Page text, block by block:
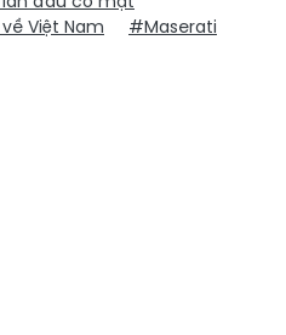
Việt Nam
#Maserati